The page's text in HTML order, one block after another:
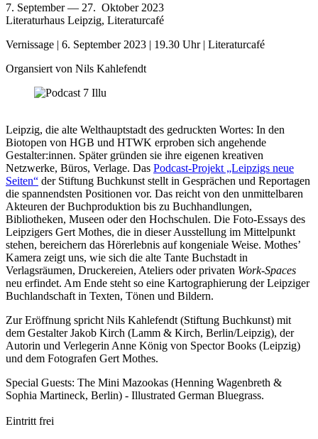
7. September — 27. Oktober 2023
Literaturhaus Leipzig, Literaturcafé
Vernissage | 6. September 2023 | 19.30 Uhr | Literaturcafé
Organsiert von Nils Kahlefendt
Leipzig, die alte Welthauptstadt des gedruckten Wortes: In den
Biotopen von HGB und HTWK erproben sich angehende
Gestalter:innen. Später gründen sie ihre eigenen kreativen
Netzwerke, Büros, Verlage. Das Podcast-Projekt „Leipzigs neue
Seiten“ der Stiftung Buchkunst stellt in Gesprächen und Reportagen
die spannendsten Positionen vor. Das reicht von den unmittelbaren
Akteuren der Buchproduktion bis zu Buchhandlungen,
Bibliotheken, Museen oder den Hochschulen. Die Foto-Essays des
Leipzigers Gert Mothes, die in dieser Ausstellung im Mittelpunkt
stehen, bereichern das Hörerlebnis auf kongeniale Weise. Mothes’
Kamera zeigt uns, wie sich die alte Tante Buchstadt in
Verlagsräumen, Druckereien, Ateliers oder privaten Work-Spaces
neu erfindet. Am Ende steht so eine Kartographierung der Leipziger
Buchlandschaft in Texten, Tönen und Bildern.
Zur Eröffnung spricht Nils Kahlefendt (Stiftung Buchkunst) mit
dem Gestalter Jakob Kirch (Lamm & Kirch, Berlin/Leipzig), der
Autorin und Verlegerin Anne König von Spector Books (Leipzig)
und dem Fotografen Gert Mothes.
Special Guests: The Mini Mazookas (Henning Wagenbreth &
Sophia Martineck, Berlin) - Illustrated German Bluegrass.
Eintritt frei